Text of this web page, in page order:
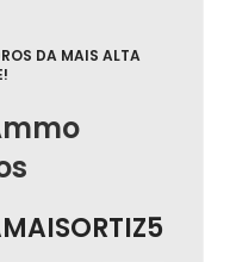
DA MAIS ALTA